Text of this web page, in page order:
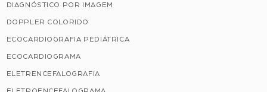
DIAGNÓSTICO POR IMAGEM
DOPPLER COLORIDO
ECOCARDIOGRAFIA PEDIÁTRICA
ECOCARDIOGRAMA
ELETRENCEFALOGRAFIA